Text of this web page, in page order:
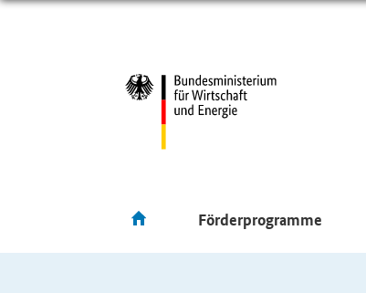
Förderprogramme